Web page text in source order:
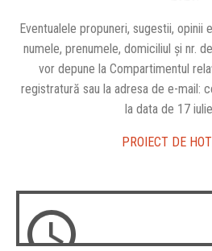
Eventualele propuneri, sugestii, opinii
numele, prenumele, domiciliul şi nr.
vor depune la Compartimentul
registratură sau la adresa de e-mail:
la data de 17
PROIECT DE